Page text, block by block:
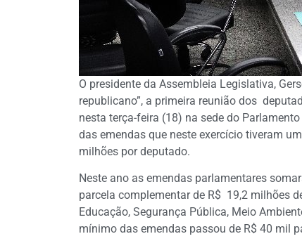
O presidente da Assembleia Legislativa,
republicano”, a primeira reunião dos
nesta terça-feira (18) na sede do
das emendas que neste exercício tiveram
milhões por deputado.
Neste ano as emendas parlamentares
parcela complementar de R$ 19,2 milhões
Educação, Segurança Pública, Meio
mínimo das emendas passou de R$ 40 mil